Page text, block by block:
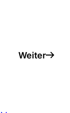
Weiter